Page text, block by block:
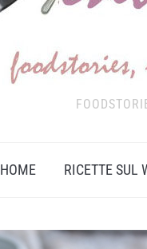
HOME RICETTE SUL